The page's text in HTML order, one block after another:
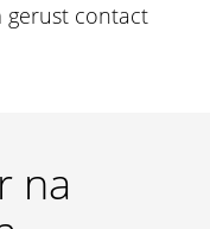
gerust contact
na